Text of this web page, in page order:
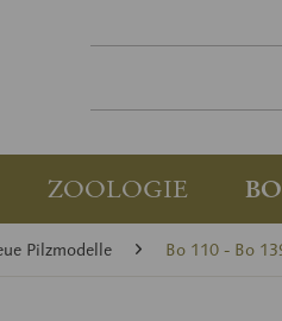
ZOOLOGIE
Pilzmodelle Bo 110 - Bo